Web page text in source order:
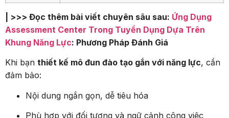
| >>> Đọc thêm bài viết chuyên sâu sau: Ứng Dụng
Assessment Center Trong Tuyển Dụng Dựa Trên
Khung Năng Lực: Phương Pháp Đánh Giá
Khi bạn thiết kế mô đun đào tạo gắn với năng lực, cần
đảm bảo:
Nội dung ngắn gọn, dễ tiêu hóa
Phù hợp với đối tượng và ngữ cảnh công việc